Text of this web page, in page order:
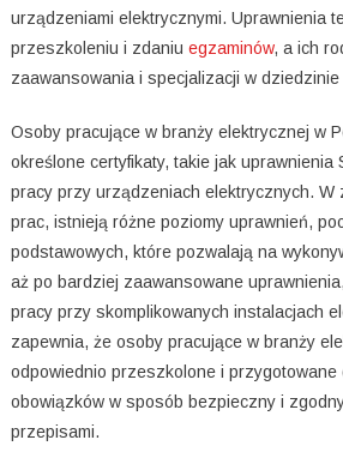
urządzeniami elektrycznymi. Uprawnienia
przeszkoleniu i zdaniu egzaminów, a ich
zaawansowania i specjalizacji w dziedzinie
Osoby pracujące w branży elektrycznej w
określone certyfikaty, takie jak uprawnienia
pracy przy urządzeniach elektrycznych. W
prac, istnieją różne poziomy uprawnień,
podstawowych, które pozwalają na
aż po bardziej zaawansowane
pracy przy skomplikowanych instalacjach
zapewnia, że osoby pracujące w branży
odpowiednio przeszkolone i przygotowane
obowiązków w sposób bezpieczny i
przepisami.